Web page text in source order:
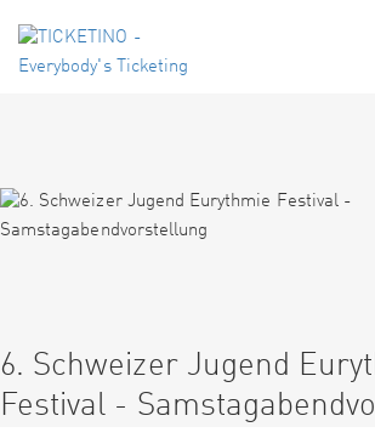
6. Schweizer Jugend
Festival -